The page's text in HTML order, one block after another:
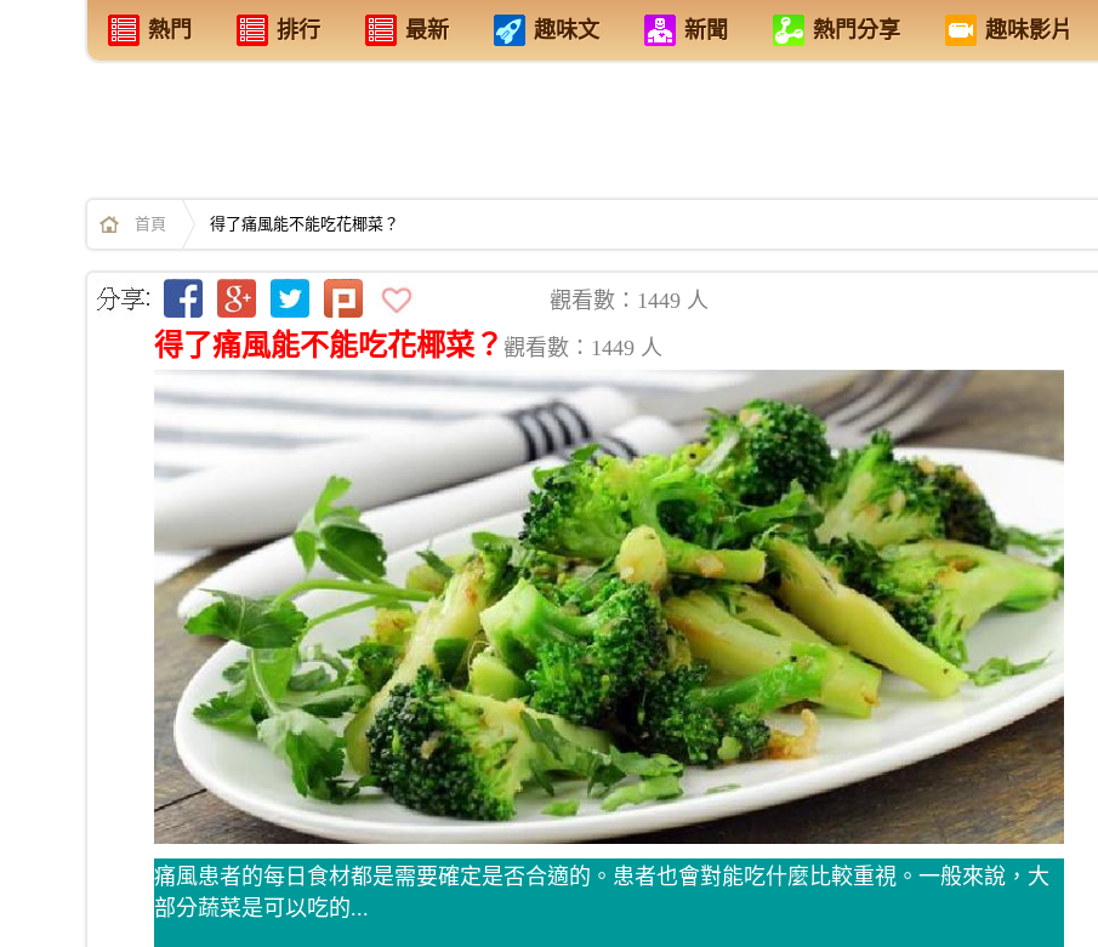
熱門 排行 最新 趣味文 新聞 熱門分享 趣味影片
首頁 得了痛風能不能吃花椰菜？
觀看數：1449 人
得了痛風能不能吃花椰菜？ 觀看數：1449 人
痛風患者的每日食材都是需要確定是否合適的。患者也會對能吃什麼比較重視。一般來說，大
部分蔬菜是可以吃的...